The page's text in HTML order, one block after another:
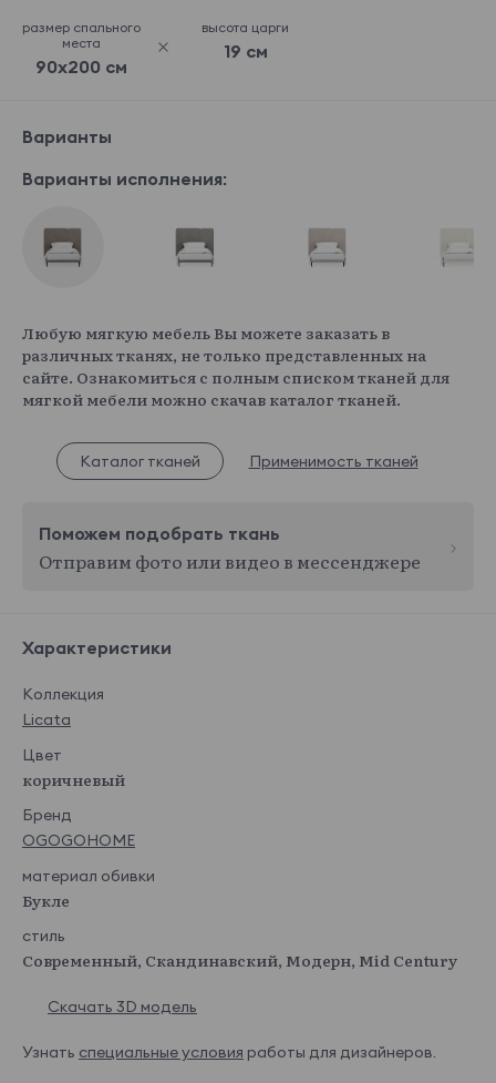
размер спального
места
90x200 см
высота царги
19 см
Варианты
Варианты исполнения:
Любую мягкую мебель Вы можете заказать в
различных тканях, не только представленных на
сайте. Ознакомиться с полным списком тканей для
мягкой мебели можно скачав каталог тканей.
Каталог тканей Применимость тканей
Поможем подобрать ткань
Отправим фото или видео в мессенджере
Характеристики
Коллекция
Licata
Цвет
коричневый
Бренд
OGOGOHOME
материал обивки
Букле
стиль
Современный, Скандинавский, Модерн, Mid Century
Скачать 3D модель
Узнать специальные условия работы для дизайнеров.